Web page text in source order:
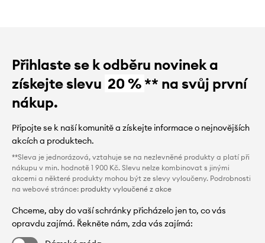
Přihlaste se k odběru novinek a
získejte slevu 20 %** na svůj první
nákup.
Připojte se k naší komunitě a získejte informace o nejnovějších
akcích a produktech.
**Sleva je jednorázová, vztahuje se na nezlevněné produkty a platí při
nákupu v min. hodnotě 1 900 Kč. Slevu nelze kombinovat s jinými
akcemi a některé produkty mohou být ze slevy vyloučeny. Podrobnosti
na webové stránce: produkty vyloučené z akce
Chceme, aby do vaší schránky přicházelo jen to, co vás
opravdu zajímá. Řekněte nám, zda vás zajímá: